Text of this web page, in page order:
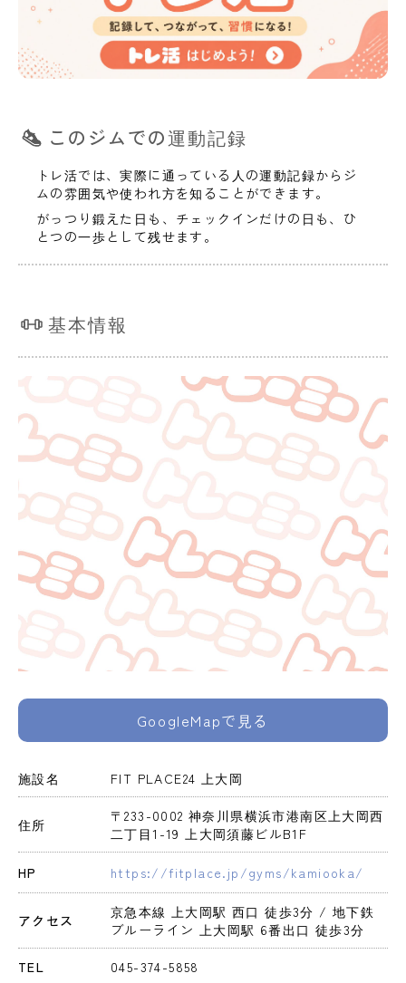
このジムでの運動記録
トレ活では、実際に通っている人の運動記録からジ
ムの雰囲気や使われ方を知ることができます。
がっつり鍛えた日も、チェックインだけの日も、ひ
とつの一歩として残せます。
基本情報
GoogleMapで見る
施設名 FIT PLACE24 上大岡
住所
〒233-0002 神奈川県横浜市港南区上大岡西
二丁目1-19 上大岡須藤ビルB1F
HP https://fitplace.jp/gyms/kamiooka/
アクセス
京急本線 上大岡駅 西口 徒歩3分 / 地下鉄
ブルーライン 上大岡駅 6番出口 徒歩3分
TEL 045-374-5858